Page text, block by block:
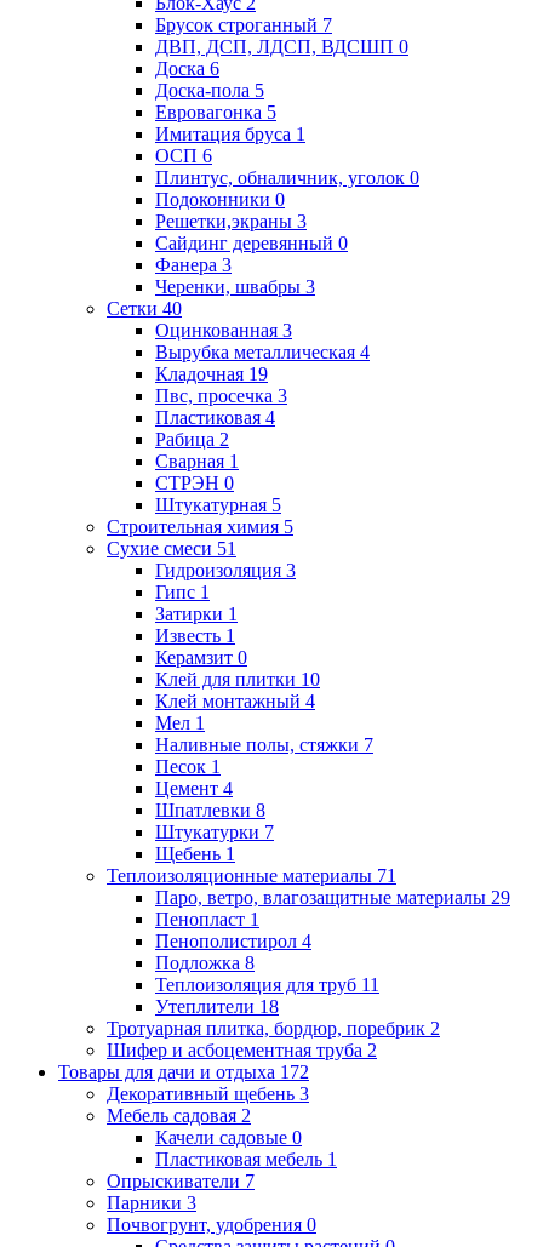
Брусок строганный 7
ДВП, ДСП, ЛДСП, ВДСШП 0
Доска 6
Доска-пола 5
Евровагонка 5
Имитация бруса 1
ОСП 6
Плинтус, обналичник, уголок 0
Подоконники 0
Решетки,экраны 3
Сайдинг деревянный 0
Фанера 3
Черенки, швабры 3
Сетки 40
Оцинкованная 3
Вырубка металлическая 4
Кладочная 19
Пвс, просечка 3
Пластиковая 4
Рабица 2
Сварная 1
СТРЭН 0
Штукатурная 5
Строительная химия 5
Сухие смеси 51
Гидроизоляция 3
Гипс 1
Затирки 1
Известь 1
Керамзит 0
Клей для плитки 10
Клей монтажный 4
Мел 1
Наливные полы, стяжки 7
Песок 1
Цемент 4
Шпатлевки 8
Штукатурки 7
Щебень 1
Теплоизоляционные материалы 71
Паро, ветро, влагозащитные материалы 29
Пенопласт 1
Пенополистирол 4
Подложка 8
Теплоизоляция для труб 11
Утеплители 18
Тротуарная плитка, бордюр, поребрик 2
Шифер и асбоцементная труба 2
Товары для дачи и отдыха 172
Декоративный щебень 3
Мебель садовая 2
Качели садовые 0
Пластиковая мебель 1
Опрыскиватели 7
Парники 3
Почвогрунт, удобрения 0